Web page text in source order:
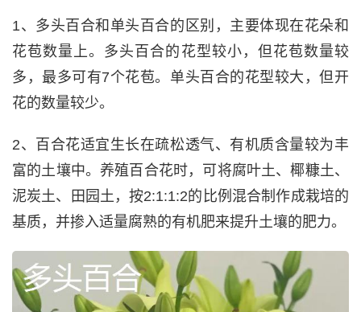
1、多头百合和单头百合的区别，主要体现在花朵和
花苞数量上。多头百合的花型较小，但花苞数量较
多，最多可有7个花苞。单头百合的花型较大，但开
花的数量较少。
2、百合花适宜生长在疏松透气、有机质含量较为丰
富的土壤中。养殖百合花时，可将腐叶土、椰糠土、
泥炭土、田园土，按2:1:1:2的比例混合制作成栽培的
基质，并掺入适量腐熟的有机肥来提升土壤的肥力。